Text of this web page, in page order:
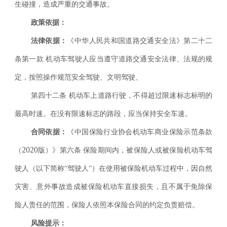
生碰撞，造成严重的交通事故。
政策依据：
法律依据： 《中华人民共和国道路交通安全法》第二十二
条第一款 机动车驾驶人应当遵守道路交通安全法律、法规的规
定，按照操作规范安全驾驶、文明驾驶、
第四十二条 机动车上道路行驶，不得超过限速标志标明的
最高时速。在没有限速标志的路段，应当保持安全车速。
合同依据： 《中国保险行业协会机动车商业保险示范条款
（ 2020版）》第六条 保险期间内，被保险人或被保险机动车驾
驶人（以下简称“驾驶人”）在使用被保险机动车过程中，因自然
灾害、意外事故造成被保险机动车直接损失，且不属于免除保
险人责任的范围，保险人依照本保险合同的约定负责赔偿。
风险提示：